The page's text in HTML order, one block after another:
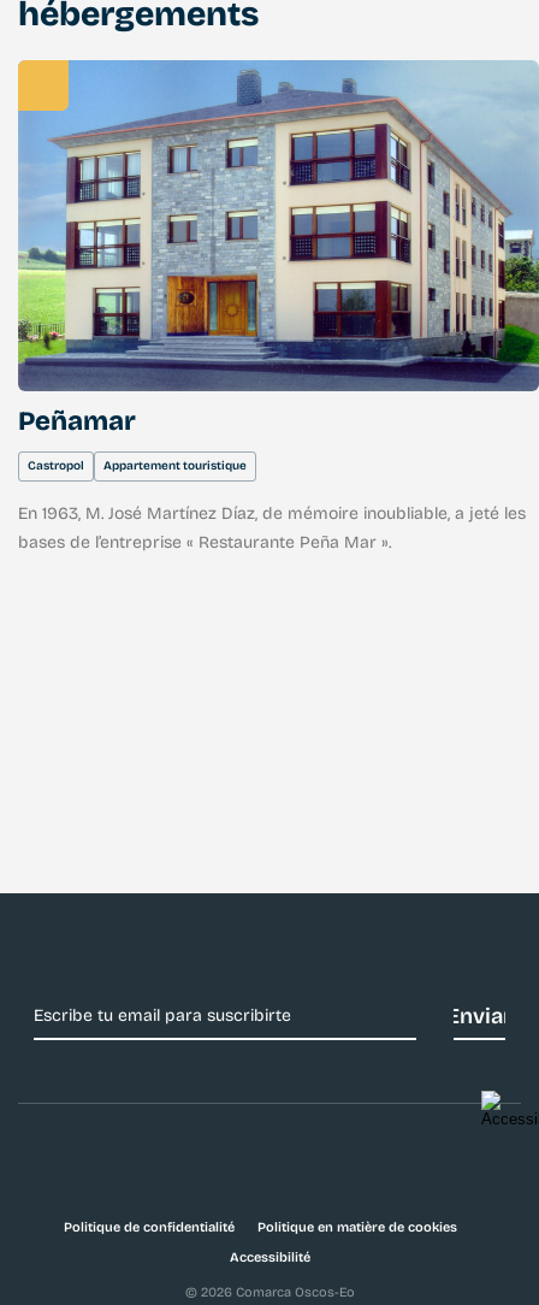
hébergements
Peñamar
Castropol Appartement touristique
En 1963, M. José Martínez Díaz, de mémoire inoubliable, a jeté les
bases de l’entreprise « Restaurante Peña Mar ».
Politique de confidentialité
Politique en matière de cookies
Accessibilité
© 2026 Comarca Oscos-Eo